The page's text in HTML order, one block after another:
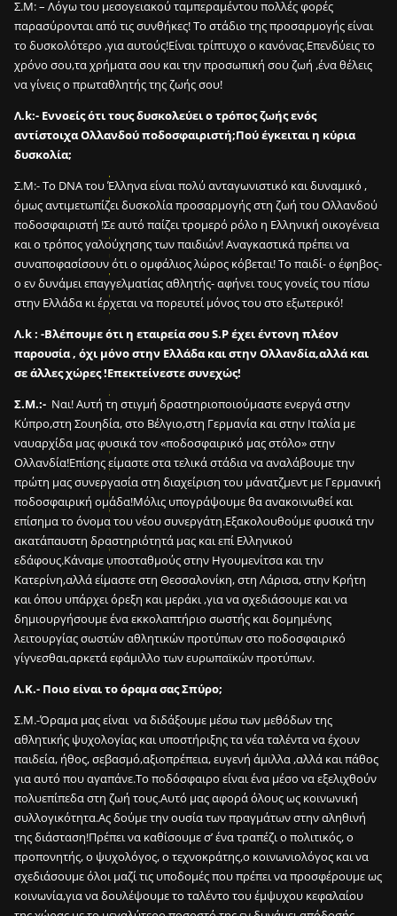
Σ.Μ: – Λόγω του μεσογειακού ταμπεραμέντου πολλές φορές
παρασύρονται από τις συνθήκες! Το στάδιο της προσαρμογής είναι
το δυσκολότερο ,για αυτούς!Είναι τρίπτυχο ο κανόνας.Επενδύεις το
χρόνο σου,τα χρήματα σου και την προσωπική σου ζωή ,ένα θέλεις
να γίνεις ο πρωταθλητής της ζωής σου!
Λ.k:- Εννοείς ότι τους δυσκολεύει ο τρόπος ζωής ενός
αντίστοιχα Ολλανδού ποδοσφαιριστή;Πού έγκειται η κύρια
δυσκολία;
Σ.Μ:- Το DNA του Έλληνα είναι πολύ ανταγωνιστικό και δυναμικό ,
όμως αντιμετωπίζει δυσκολία προσαρμογής στη ζωή του Ολλανδού
ποδοσφαιριστή !Σε αυτό παίζει τρομερό ρόλο η Ελληνική οικογένεια
και ο τρόπος γαλούχησης των παιδιών! Αναγκαστικά πρέπει να
συναποφασίσουν ότι ο ομφάλιος λώρος κόβεται! Το παιδί- ο έφηβος-
ο εν δυνάμει επαγγελματίας αθλητής- αφήνει τους γονείς του πίσω
στην Ελλάδα κι έρχεται να πορευτεί μόνος του στο εξωτερικό!
Λ.k : -Βλέπουμε ότι η εταιρεία σου S.P έχει έντονη πλέον
παρουσία , όχι μόνο στην Ελλάδα και στην Ολλανδία,αλλά και
σε άλλες χώρες !Επεκτείνεστε συνεχώς!
Σ.Μ.:- Ναι! Αυτή τη στιγμή δραστηριοποιούμαστε ενεργά στην
Κύπρο,στη Σουηδία, στο Βέλγιο,στη Γερμανία και στην Ιταλία με
ναυαρχίδα μας φυσικά τον «ποδοσφαιρικό μας στόλο» στην
Ολλανδία!Επίσης είμαστε στα τελικά στάδια να αναλάβουμε την
πρώτη μας συνεργασία στη διαχείριση του μάνατζμεντ με Γερμανική
ποδοσφαιρική ομάδα!Μόλις υπογράψουμε θα ανακοινωθεί και
επίσημα το όνομα του νέου συνεργάτη.Εξακολουθούμε φυσικά την
ακατάπαυστη δραστηριότητά μας και επί Ελληνικού
εδάφους.Κάναμε υποσταθμούς στην Ηγουμενίτσα και την
Κατερίνη,αλλά είμαστε στη Θεσσαλονίκη, στη Λάρισα, στην Κρήτη
και όπου υπάρχει όρεξη και μεράκι ,για να σχεδιάσουμε και να
δημιουργήσουμε ένα εκκολαπτήριο σωστής και δομημένης
λειτουργίας σωστών αθλητικών προτύπων στο ποδοσφαιρικό
γίγνεσθαι,αρκετά εφάμιλλο των ευρωπαϊκών προτύπων.
Λ.Κ.- Ποιο είναι το όραμα σας Σπύρο;
Σ.Μ.-Όραμα μας είναι να διδάξουμε μέσω των μεθόδων της
αθλητικής ψυχολογίας και υποστήριξης τα νέα ταλέντα να έχουν
παιδεία, ήθος, σεβασμό,αξιοπρέπεια, ευγενή άμιλλα ,αλλά και πάθος
για αυτό που αγαπάνε.Το ποδόσφαιρο είναι ένα μέσο να εξελιχθούν
πολυεπίπεδα στη ζωή τους.Αυτό μας αφορά όλους ως κοινωνική
συλλογικότητα.Ας δούμε την ουσία των πραγμάτων στην αληθινή
της διάσταση!Πρέπει να καθίσουμε σ’ ένα τραπέζι ο πολιτικός, ο
προπονητής, ο ψυχολόγος, ο τεχνοκράτης,ο κοινωνιολόγος και να
σχεδιάσουμε όλοι μαζί τις υποδομές που πρέπει να προσφέρουμε ως
κοινωνία,για να δουλέψουμε το ταλέντο του έμψυχου κεφαλαίου
Ε
ν
α
ι
δ
υ
ν
α
τ
ό
ν
σ
ε
μ
ι
α
π
ρ
ο
π
ο
ν
η
τ
ι
κ
ή
μ
ν
ά
δ
α
;
;
;
2